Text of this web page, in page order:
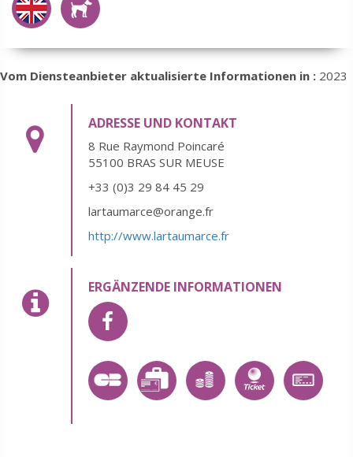
Vom Diensteanbieter aktualisierte Informationen in : 2023
ADRESSE UND KONTAKT
8 Rue Raymond Poincaré
55100 BRAS SUR MEUSE
+33 (0)3 29 84 45 29
lartaumarce@orange.fr
http://www.lartaumarce.fr
ERGÄNZENDE INFORMATIONEN